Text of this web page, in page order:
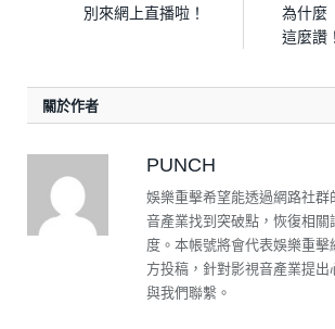
別來網上直播啦！
為什麼
這麼讚！
關於作者
PUNCH
娛樂重擊希望能透過網路社群
音產業找到突破點，恢復相關
度。本帳號將會代表娛樂重
方投稿，針對影視音產業提出
與我們聯繫。